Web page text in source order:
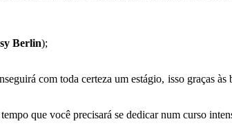
Berlin);
com toda certeza um estágio, isso graças
que você precisará se dedicar num curso